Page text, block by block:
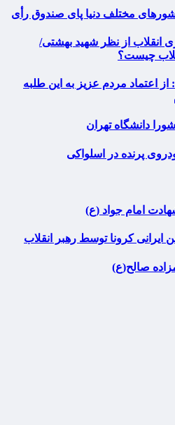
مختلف دنیا پای صندوق رأی
انقلاب از نظر شهید بهشتی/
چیست؟
اعتماد مردم عزیز به این طلبه
دانشگاه تهران
پرنده در اسلواکی
امام جواد (ع)
کرونا توسط رهبر انقلاب
صالح(ع)